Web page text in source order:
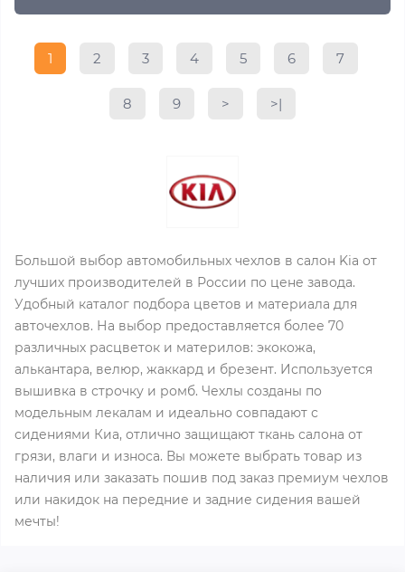
1 2 3 4 5 6 7
8 9 > >|
Большой выбор автомобильных чехлов в салон Kia от
лучших производителей в России по цене завода.
Удобный каталог подбора цветов и материала для
авточехлов. На выбор предоставляется более 70
различных расцветок и материлов: экокожа,
алькантара, велюр, жаккард и брезент. Используется
вышивка в строчку и ромб. Чехлы созданы по
модельным лекалам и идеально совпадают с
сидениями Киа, отлично защищают ткань салона от
грязи, влаги и износа. Вы можете выбрать товар из
наличия или заказать пошив под заказ премиум чехлов
или накидок на передние и задние сидения вашей
мечты!